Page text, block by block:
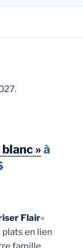
» à
Flair«
plats en lien